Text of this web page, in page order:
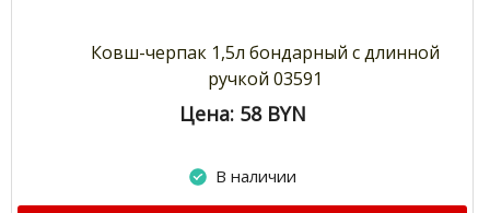
Ковш-черпак 1,5л бондарный с длинной
ручкой 03591
Цена: 58 BYN
В наличии